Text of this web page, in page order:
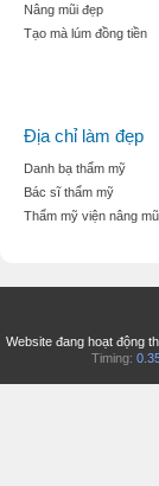
Nâng mũi đẹp
Tạo mà lúm đồng tiền
Địa chỉ làm đẹp
Danh bạ thẩm mỹ
Bác sĩ thẩm mỹ
Thẩm mỹ viện nâng
Website đang hoạt động
Timing: